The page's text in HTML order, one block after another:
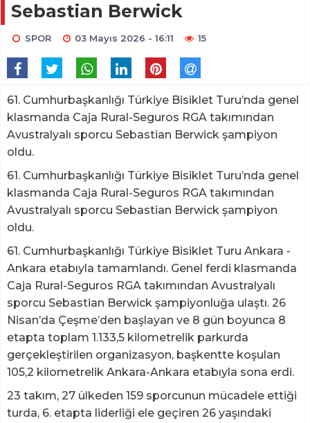
Sebastian Berwick
SPOR 03 Mayıs 2026 - 16:11 15
61. Cumhurbaşkanlığı Türkiye Bisiklet Turu’nda genel
klasmanda Caja Rural-Seguros RGA takımından
Avustralyalı sporcu Sebastian Berwick şampiyon
oldu.
61. Cumhurbaşkanlığı Türkiye Bisiklet Turu’nda genel
klasmanda Caja Rural-Seguros RGA takımından
Avustralyalı sporcu Sebastian Berwick şampiyon
oldu.
61. Cumhurbaşkanlığı Türkiye Bisiklet Turu Ankara -
Ankara etabıyla tamamlandı. Genel ferdi klasmanda
Caja Rural-Seguros RGA takımından Avustralyalı
sporcu Sebastian Berwick şampiyonluğa ulaştı. 26
Nisan’da Çeşme’den başlayan ve 8 gün boyunca 8
etapta toplam 1.133,5 kilometrelik parkurda
gerçekleştirilen organizasyon, başkentte koşulan
105,2 kilometrelik Ankara-Ankara etabıyla sona erdi.
23 takım, 27 ülkeden 159 sporcunun mücadele ettiği
turda, 6. etapta liderliği ele geçiren 26 yaşındaki